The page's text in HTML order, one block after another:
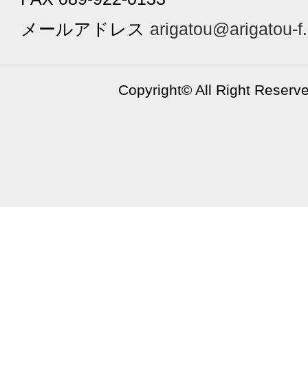
メールアドレス arigatou@arigatou-
Copyright© All Right